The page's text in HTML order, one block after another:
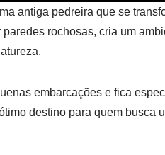
antiga pedreira que se
rochosas, cria um
embarcações e fica
destino para quem busca